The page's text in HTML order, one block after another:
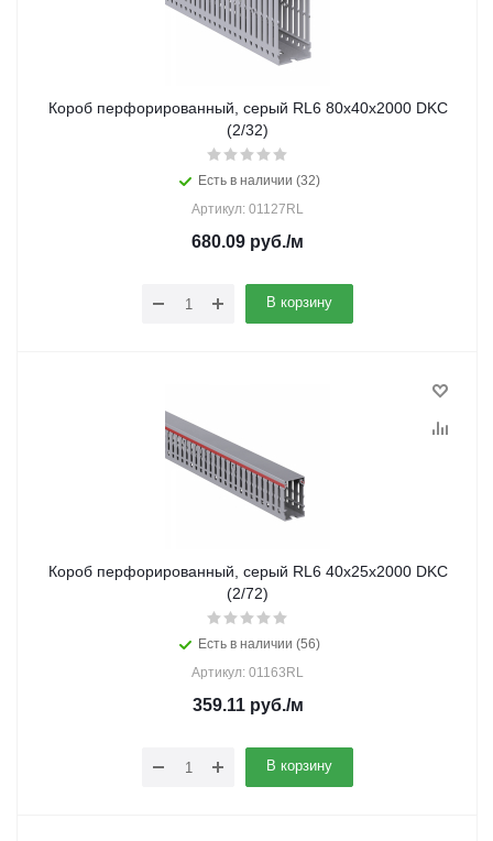
Короб перфорированный, серый RL6 80х40х2000 DKC
(2/32)
Есть в наличии (32)
Артикул: 01127RL
680.09 руб./м
В корзину
Короб перфорированный, серый RL6 40х25х2000 DKC
(2/72)
Есть в наличии (56)
Артикул: 01163RL
359.11руб./м
В корзину